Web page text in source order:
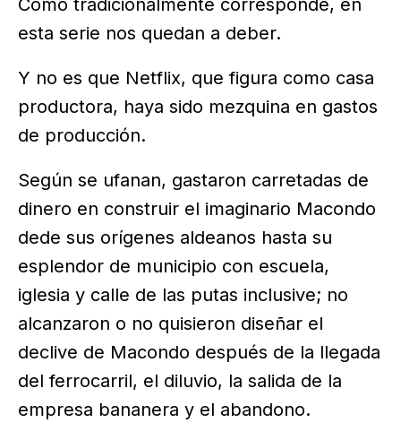
Como tradicionalmente corresponde, en
esta serie nos quedan a deber.
Y no es que Netflix, que figura como casa
productora, haya sido mezquina en gastos
de producción.
Según se ufanan, gastaron carretadas de
dinero en construir el imaginario Macondo
dede sus orígenes aldeanos hasta su
esplendor de municipio con escuela,
iglesia y calle de las putas inclusive; no
alcanzaron o no quisieron diseñar el
declive de Macondo después de la llegada
del ferrocarril, el diluvio, la salida de la
empresa bananera y el abandono.